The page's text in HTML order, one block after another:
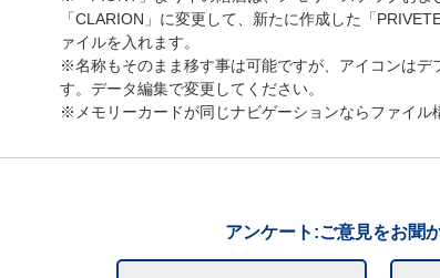
「CLARION」に変更して、新たに作成した「
ァイルを入れます。
※名称もそのまま移す事は可能ですが、アイコンはデ
す。データ編集で変更してください。
※メモリーカードが同じナビゲーションならファイル
アンケート:ご意見をお聞